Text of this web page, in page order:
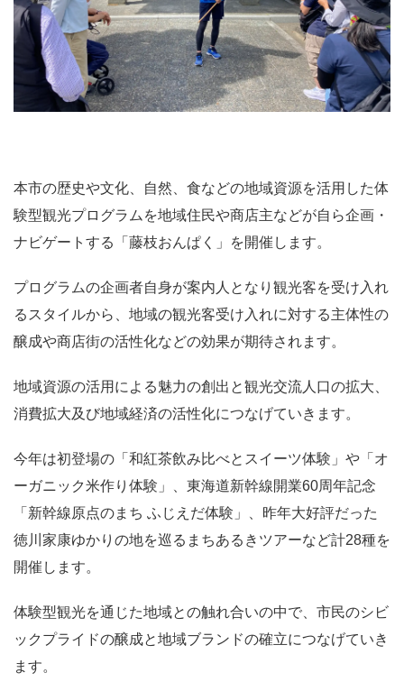
本市の歴史や文化、自然、食などの地域資源を活用した体
験型観光プログラムを地域住民や商店主などが自ら企画・
ナビゲートする「藤枝おんぱく」を開催します。
プログラムの企画者自身が案内人となり観光客を受け入れ
るスタイルから、地域の観光客受け入れに対する主体性の
醸成や商店街の活性化などの効果が期待されます。
地域資源の活用による魅力の創出と観光交流人口の拡大、
消費拡大及び地域経済の活性化につなげていきます。
今年は初登場の「和紅茶飲み比べとスイーツ体験」や「オ
ーガニック米作り体験」、東海道新幹線開業60周年記念
「新幹線原点のまち ふじえだ体験」、昨年大好評だった
徳川家康ゆかりの地を巡るまちあるきツアーなど計28種を
開催します。
体験型観光を通じた地域との触れ合いの中で、市民のシビ
ックプライドの醸成と地域ブランドの確立につなげていき
ます。